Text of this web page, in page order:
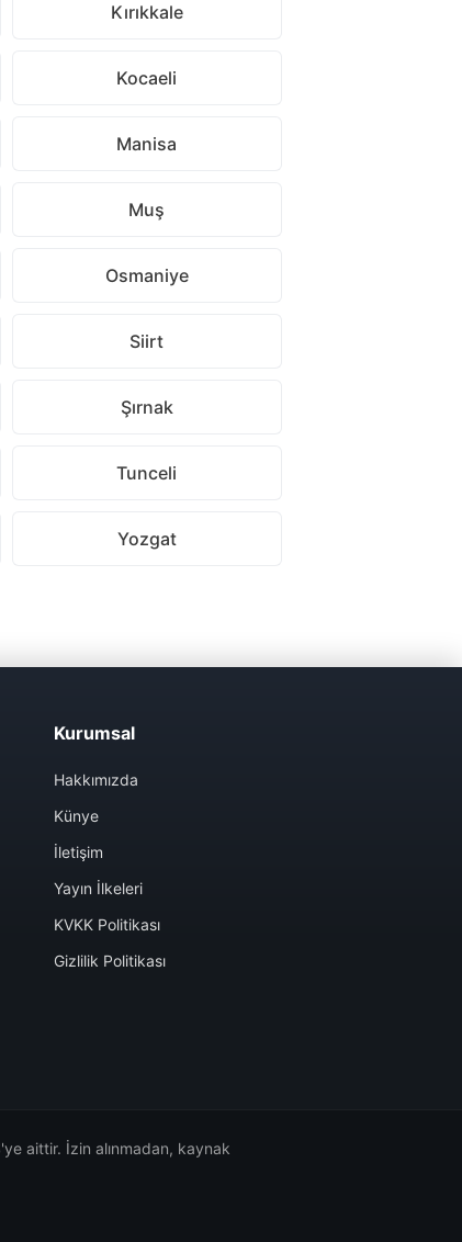
Kırıkkale
Kocaeli
Manisa
Muş
Osmaniye
Siirt
Şırnak
Tunceli
Yozgat
Kurumsal
Hakkımızda
Künye
İletişim
Yayın İlkeleri
KVKK Politikası
Gizlilik Politikası
aittir. İzin alınmadan, kaynak